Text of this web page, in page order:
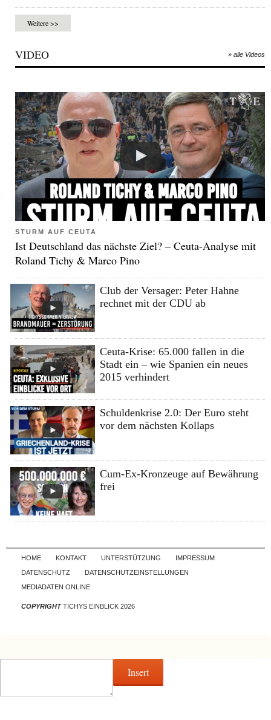
Weitere >>
VIDEO » alle Videos
STURM AUF CEUTA
Ist Deutschland das nächste Ziel? – Ceuta-Analyse mit
Roland Tichy & Marco Pino
Club der Versager: Peter Hahne
rechnet mit der CDU ab
Ceuta-Krise: 65.000 fallen in die
Stadt ein – wie Spanien ein neues
2015 verhindert
Schuldenkrise 2.0: Der Euro steht
vor dem nächsten Kollaps
Cum-Ex-Kronzeuge auf Bewährung
frei
Skip to content
HOME KONTAKT UNTERSTÜTZUNG
IMPRESSUM
DATENSCHUTZ
DATENSCHUTZEINSTELLUNGEN
MEDIADATEN ONLINE
COPYRIGHTTICHYS EINBLICK 2026
Insert